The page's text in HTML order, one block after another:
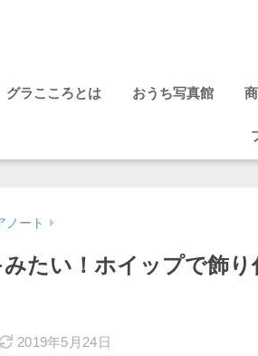
グラこころとは おうち写真館
ノート
たい！ホイップで飾
2019年5月24日